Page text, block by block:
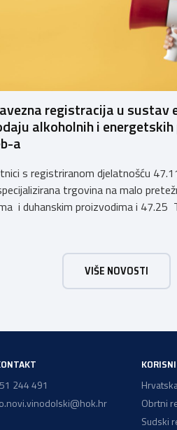
registracija u sustav
alkoholnih i
a
s registriranom djelatnošću
trgovina na malo
i duhanskim proizvodima i 47.25
svoje poslovne procese i
za vjerodostojnu provjeru
sustava e-Građani ili putem
VIŠE NOVOSTI
244 491
Obrtni
Sudski